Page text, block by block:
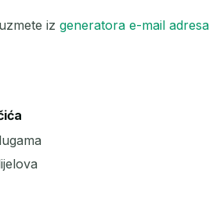
iz generatora e-mail adresa